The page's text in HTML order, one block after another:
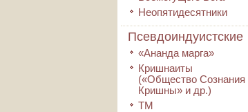
Неопятидесятники
Псевдоиндуистские
«Ананда марга»
Кришнаиты
(«Общество Сознания
Кришны» и др.)
ТМ